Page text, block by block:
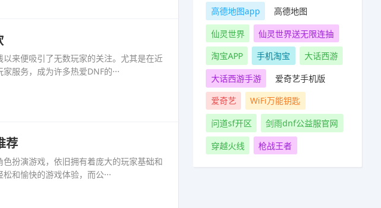
来便吸引了无数玩家的关注。尤其是在近
服务，成为许多热爱DNF的···
荐
扮演游戏，依旧拥有着庞大的玩家基础和
和愉快的游戏体验，而公···
高德地图app
高德地图
仙灵世界
仙灵世界送无限连抽
淘宝APP
手机淘宝
大话西游
大话西游手游
爱奇艺手机版
爱奇艺
WiFi万能钥匙
问道sf开区
剑雨dnf公益服官网
穿越火线
枪战王者